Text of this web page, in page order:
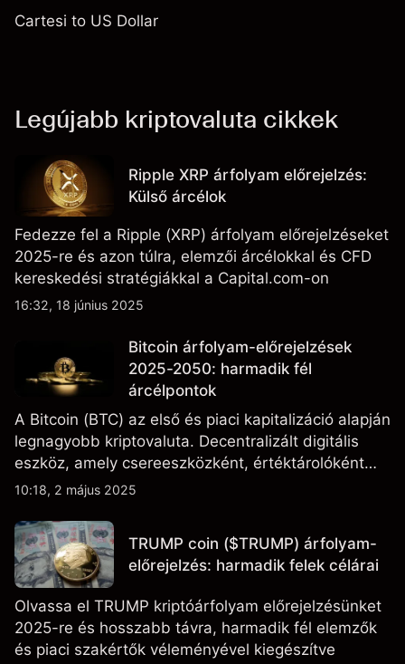
Cartesi to US Dollar
Legújabb kriptovaluta cikkek
Ripple XRP árfolyam előrejelzés:
Külső árcélok
Fedezze fel a Ripple (XRP) árfolyam előrejelzéseket
2025-re és azon túlra, elemzői árcélokkal és CFD
kereskedési stratégiákkal a Capital.com-on
16:32, 18 június 2025
Bitcoin árfolyam-előrejelzések
2025-2050: harmadik fél
árcélpontok
A Bitcoin (BTC) az első és piaci kapitalizáció alapján
legnagyobb kriptovaluta. Decentralizált digitális
eszköz, amely csereeszközként, értéktárolóként
szolgál, és gyakran tekintik potenciális fedezeti
10:18, 2 május 2025
TRUMP coin ($TRUMP) árfolyam-
előrejelzés: harmadik felek célárai
Olvassa el TRUMP kriptóárfolyam előrejelzésünket
2025-re és hosszabb távra, harmadik fél elemzők
és piaci szakértők véleményével kiegészítve